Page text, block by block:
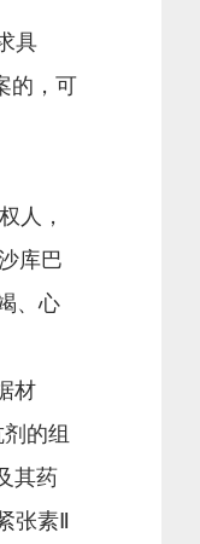
具
的，可
人，
库巴
、心
材
的组
其药
素Ⅱ